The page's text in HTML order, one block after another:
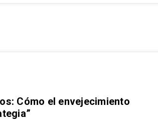
Cómo el envejecimiento